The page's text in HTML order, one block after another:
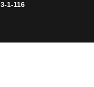
1-116